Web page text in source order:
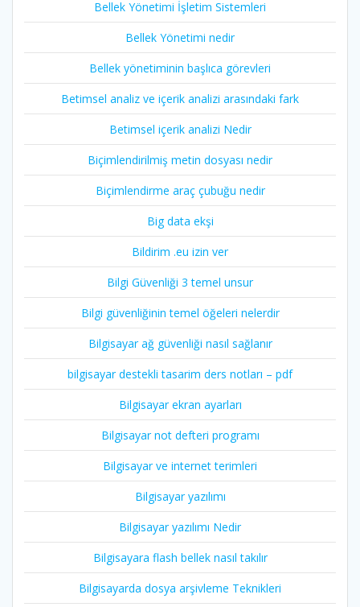
Bellek Yönetimi İşletim Sistemleri
Bellek Yönetimi nedir
Bellek yönetiminin başlıca görevleri
Betimsel analiz ve içerik analizi arasındaki fark
Betimsel içerik analizi Nedir
Biçimlendirilmiş metin dosyası nedir
Biçimlendirme araç çubuğu nedir
Big data ekşi
Bildirim .eu izin ver
Bilgi Güvenliği 3 temel unsur
Bilgi güvenliğinin temel öğeleri nelerdir
Bilgisayar ağ güvenliği nasıl sağlanır
bilgisayar destekli tasarim ders notları – pdf
Bilgisayar ekran ayarları
Bilgisayar not defteri programı
Bilgisayar ve internet terimleri
Bilgisayar yazılımı
Bilgisayar yazılımı Nedir
Bilgisayara flash bellek nasıl takılır
Bilgisayarda dosya arşivleme Teknikleri